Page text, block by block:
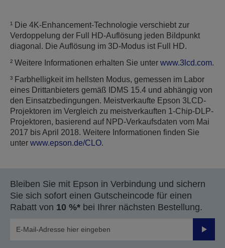
¹ Die 4K-Enhancement-Technologie verschiebt zur
Verdoppelung der Full HD-Auflösung jeden Bildpunkt
diagonal. Die Auflösung im 3D-Modus ist Full HD.
² Weitere Informationen erhalten Sie unter www.3lcd.com.
³ Farbhelligkeit im hellsten Modus, gemessen im Labor
eines Drittanbieters gemäß IDMS 15.4 und abhängig von
den Einsatzbedingungen. Meistverkaufte Epson 3LCD-
Projektoren im Vergleich zu meistverkauften 1-Chip-DLP-
Projektoren, basierend auf NPD-Verkaufsdaten vom Mai
2017 bis April 2018. Weitere Informationen finden Sie
unter www.epson.de/CLO.
Bleiben Sie mit Epson in Verbindung und sichern
Sie sich sofort einen Gutscheincode für einen
Rabatt von 10 %* bei Ihrer nächsten Bestellung.